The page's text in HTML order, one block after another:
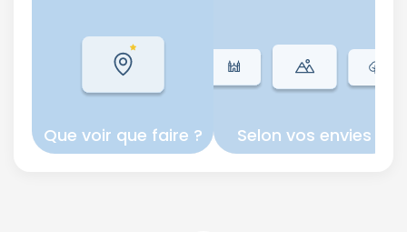
Que voir que faire ? Selon vos envies